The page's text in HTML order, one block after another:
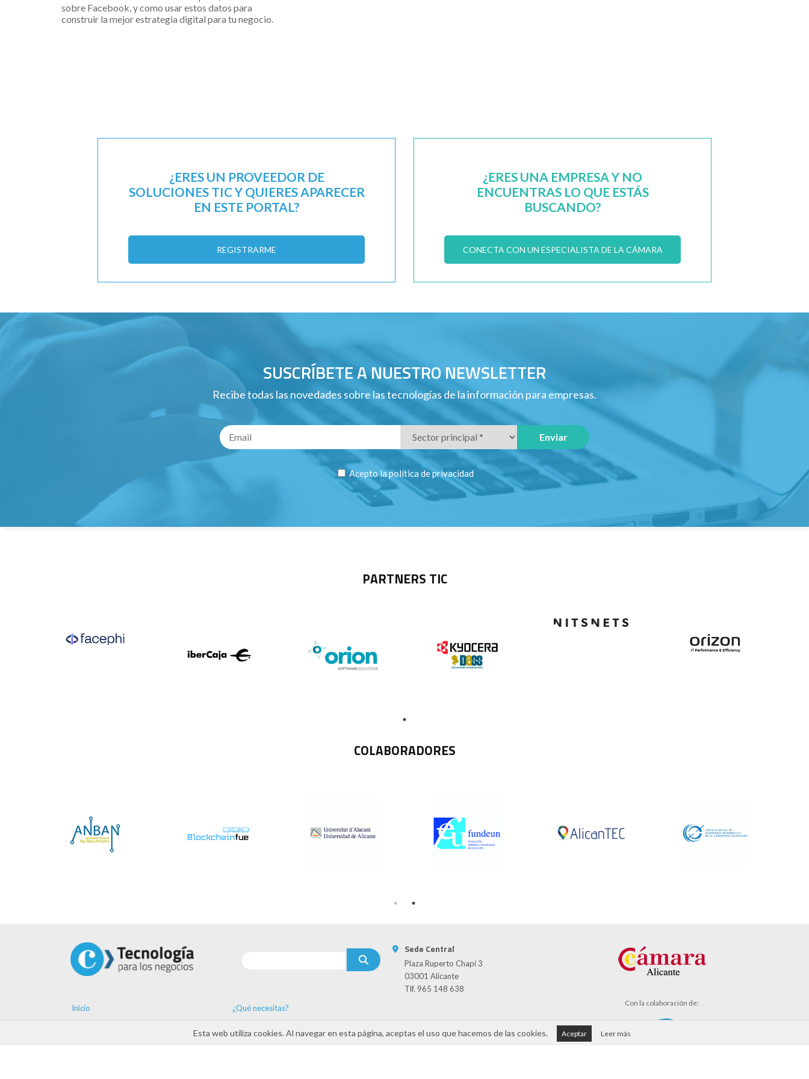
sobre Facebook, y como usar estos datos para
construir la mejor estrategia digital para tu negocio.
¿ERES UN PROVEEDOR DE
SOLUCIONES TIC Y QUIERES APARECER
EN ESTE PORTAL?
REGISTRARME
¿ERES UNA EMPRESA Y NO
ENCUENTRAS LO QUE ESTÁS
BUSCANDO?
CONECTA CON UN ESPECIALISTA DE LA CÁMARA
SUSCRÍBETE A NUESTRO NEWSLETTER
Recibe todas las novedades sobre las tecnologías de la información para empresas.
Acepto lapolítica de privacidad
PARTNERS TIC
COLABORADORES
Inicio
¿Qué necesitas?
Formación
Sede Central
Plaza Ruperto Chapí 3
03001 Alicante
Tlf. 965 148 638
Con la colaboración de:
Esta web utiliza cookies. Al navegar en esta página, aceptas el uso que hacemos de las cookies. Aceptar Leer más